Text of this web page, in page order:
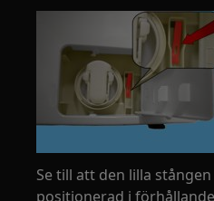
Se till att den lilla
positionerad i